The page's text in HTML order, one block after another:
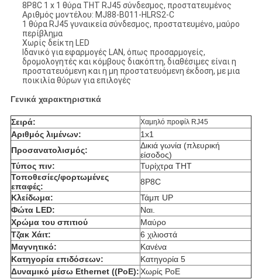
8P8C 1 x 1 θύρα THT RJ45 σύνδεσμος, προστατευμένος
Αριθμός μοντέλου: MJ88-B011-HLRS2-C
1 θύρα RJ45 γυναικεία σύνδεσμος, προστατευμένο, μαύρο
περίβλημα
Χωρίς δείκτη LED
Ιδανικό για εφαρμογές LAN, όπως προσαρμογείς,
δρομολογητές και κόμβους διακόπτη, διαθέσιμες είναι η
προστατευόμενη και η μη προστατευόμενη έκδοση, με μια
ποικιλία θύρων για επιλογές
Γενικά χαρακτηριστικά
Σειρά: Χαμηλό προφίλ RJ45
Αριθμός λιμένων:
1x1
Προσανατολισμός:
Δικιά γωνία (πλευρική
είσοδος)
Τύπος πιν:
Τυρίχτρα THT
Τοποθεσίες/φορτωμένες
επαφές:
8P8C
Κλείδωμα:
Τάμπ UP
Φώτα LED:
Ναι.
Χρώμα του σπιτιού
Μαύρο
Τζακ Χάιτ:
6 χιλιοστά
Μαγνητικό:
Κανένα
Κατηγορία επιδόσεων:
Κατηγορία 5
Δυναμικό μέσω Ethernet ((PoE):Χωρίς PoE